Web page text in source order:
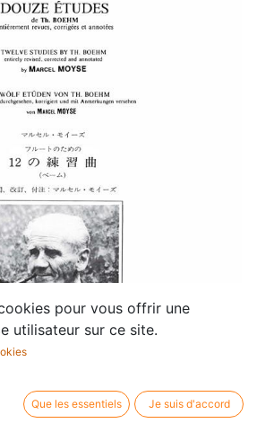
pour vous offrir une
utilisateur sur ce site.
Que les essentiels Je suis d'accord